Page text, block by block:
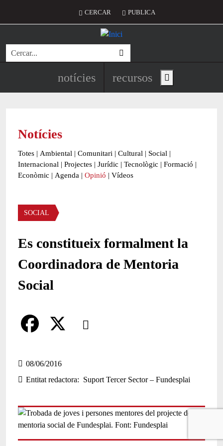
Menú del compte d'usuari
CERCAR PUBLICA
Cerca
Navegació principal de
notícies recursos Show main menu
Notícies
Totes | Ambiental | Comunitari | Cultural | Social |
Internacional | Projectes | Jurídic | Tecnològic | Formació |
Econòmic | Agenda | Opinió | Vídeos
Àmbit de la notícia
SOCIAL
Es constitueix formalment la
Coordinadora de Mentoria
Social
Comparteix
a
c
b
08/06/2016
Entitat redactora
Suport Tercer Sector – Fundesplai